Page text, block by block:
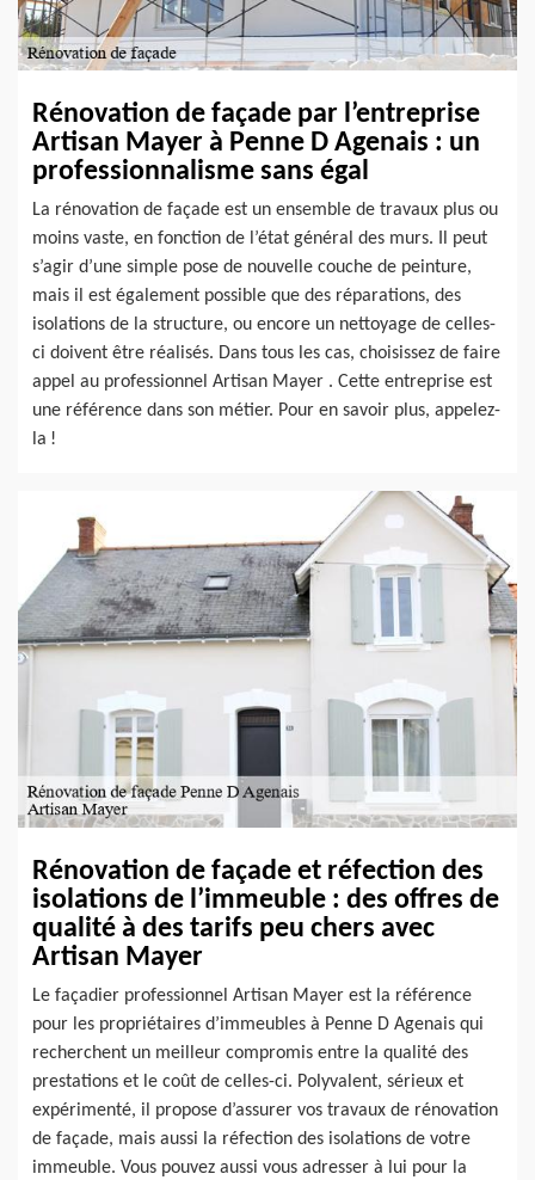
Rénovation de façade par l’entreprise
Artisan Mayer à Penne D Agenais : un
professionnalisme sans égal
La rénovation de façade est un ensemble de travaux plus ou
moins vaste, en fonction de l’état général des murs. Il peut
s’agir d’une simple pose de nouvelle couche de peinture,
mais il est également possible que des réparations, des
isolations de la structure, ou encore un nettoyage de celles-
ci doivent être réalisés. Dans tous les cas, choisissez de faire
appel au professionnel Artisan Mayer . Cette entreprise est
une référence dans son métier. Pour en savoir plus, appelez-
la !
Rénovation de façade et réfection des
isolations de l’immeuble : des offres de
qualité à des tarifs peu chers avec
Artisan Mayer
Le façadier professionnel Artisan Mayer est la référence
pour les propriétaires d’immeubles à Penne D Agenais qui
recherchent un meilleur compromis entre la qualité des
prestations et le coût de celles-ci. Polyvalent, sérieux et
expérimenté, il propose d’assurer vos travaux de rénovation
de façade, mais aussi la réfection des isolations de votre
immeuble. Vous pouvez aussi vous adresser à lui pour la